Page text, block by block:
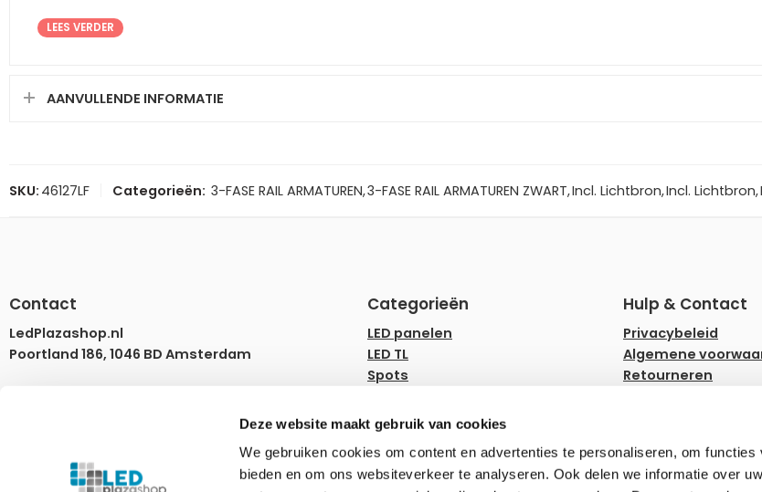
Deze website maakt gebruik van cookies
We gebruiken cookies om content en advertenties te personaliseren, om functies
bieden en om ons websiteverkeer te analyseren. Ook delen we informatie over
LEES VERDER
AANVULLENDE INFORMATIE
SKU: 46127LF Categorieën: 3-FASE RAIL ARMATUREN,3-FASE RAIL ARMATUREN ZWART,Incl. Lichtbron,Incl. Lichtbron,
Contact
LedPlazashop.nl
Poortland 186, 1046 BD Amsterdam
Categorieën
LED panelen
LED TL
Spots
LED lampen
LED downlighters
Rails
Tuinverlichting
Hulp & Contact
Privacybeleid
Algemene
Retourneren